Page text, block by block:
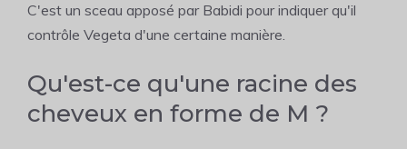
C'est un sceau apposé par Babidi pour indiquer qu'il
contrôle Vegeta d'une certaine manière.
Qu'est-ce qu'une racine des
cheveux en forme de M ?